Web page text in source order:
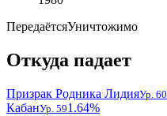
ПередаётсяУничтожимо
Откуда падает
Призрак Родника ЛидияУр. 60
КабанУр. 591.64%